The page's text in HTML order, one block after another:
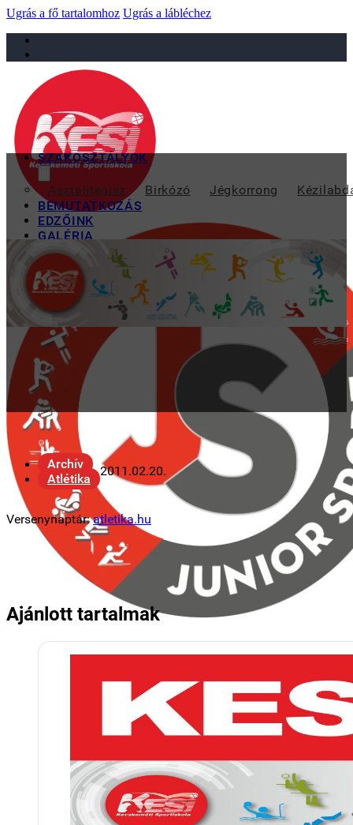
Ugrás a fő tartalomhoz Ugrás a lábléchez
sportiskola@juniorsportkft.hu
SZAKOSZTÁLYOK
Asztalitenisz Birkózó Jégkorrong
BEMUTATKOZÁS
EDZŐINK
GALÉRIA
TAO
KAPCSOLAT
Archív
Atlétika
2011.02.20.
Versenynaptár:atletika.hu
Ajánlott tartalmak